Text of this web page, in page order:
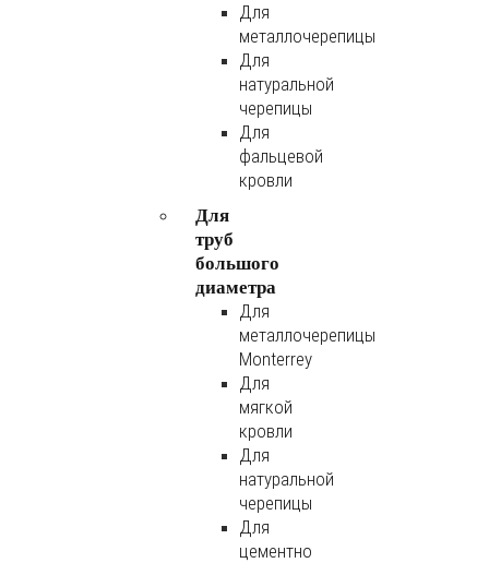
Для
металлочерепицы
Для
натуральной
черепицы
Для
фальцевой
кровли
Для
труб
большого
диаметра
Для
металлочерепицы
Monterrey
Для
мягкой
кровли
Для
натуральной
черепицы
Для
цементно